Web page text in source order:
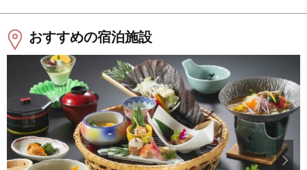
おすすめの宿泊施設